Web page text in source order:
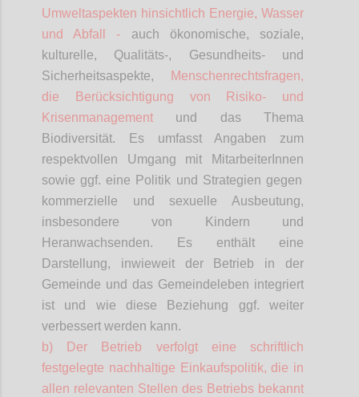
Umweltaspekten hinsichtlich Energie, Wasser
und Abfall - auch ökonomische, soziale,
kulturelle, Qualitäts-, Gesundheits- und
Sicherheitsaspekte,
Menschenrechtsfragen,
die Berücksichtigung von Risiko- und
Krisenmanagement und das Thema
Biodiversität. Es umfasst Angaben zum
respektvollen Umgang mit
MitarbeiterInnen
sowie ggf. eine Politik und Strategien gegen
kommerzielle und sexuelle Ausbeutung,
insbesondere von Kindern und
Heranwachsenden. Es enthält eine
Darstellung, inwieweit der Betrieb in der
Gemeinde und das Gemeindeleben integriert
ist und wie diese Beziehung ggf. weiter
verbessert werden kann.
b) Der Betrieb verfolgt eine schriftlich
festgelegte nachhaltige Einkaufspolitik, die in
allen relevanten Stellen des Betriebs bekannt